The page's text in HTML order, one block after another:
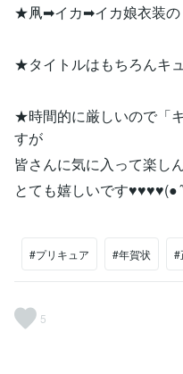
★凧➡イカ➡イカ娘衣装の
★タイトルはもちろんキ
★時間的に厳しいので「
すが
皆さんに気に入って楽し
とても嬉しいです
#プリキュア #年賀状 #
5